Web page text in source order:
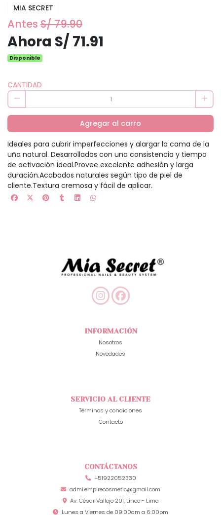
MIA SECRET
Antes S/ 79.90
Ahora S/ 71.91
Disponible
CANTIDAD
Agregar al carro
Ideales para cubrir imperfecciones y alargar la cama de la
uña natural. Desarrollados con una consistencia y tiempo
de activación ideal.Provee excelente adhesión y larga
duración.Acabados naturales según tipo de piel de
cliente.Textura cremosa y fácil de aplicar.
INFORMACIÓN
Nosotros
Novedades
SERVICIO AL CLIENTE
Términos y condiciones
Contacto
CONTÁCTANOS
+51922052330
admi.empirecosmetic@gmail.com
Av. César Vallejo 201, Lince - Lima
Lunes a Viernes de 09:00am a 6:00pm